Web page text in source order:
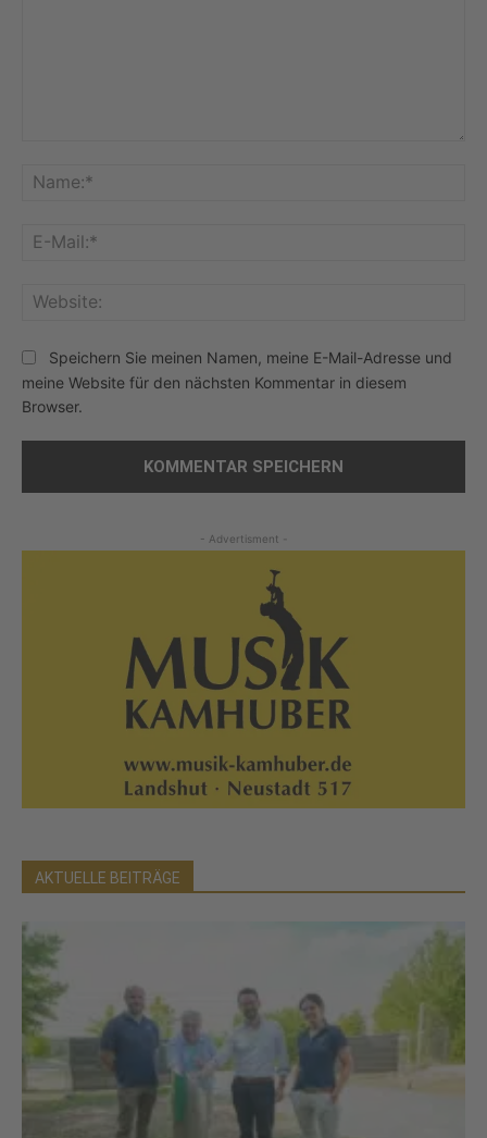
Speichern Sie meinen Namen, meine E-Mail-Adresse und
meine Website für den nächsten Kommentar in diesem
Browser.
- Advertisment -
AKTUELLE BEITRÄGE